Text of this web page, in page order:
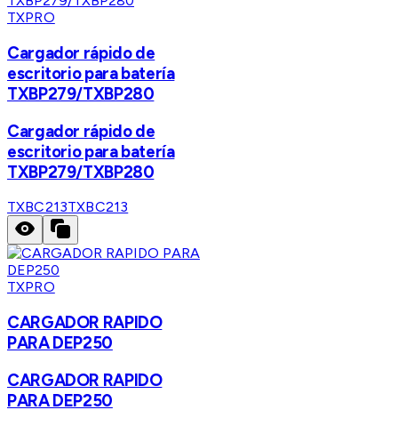
TXPRO
Cargador rápido de
escritorio para batería
TXBP279/TXBP280
Cargador rápido de
escritorio para batería
TXBP279/TXBP280
TXBC213TXBC213
TXPRO
CARGADOR RAPIDO
PARA DEP250
CARGADOR RAPIDO
PARA DEP250